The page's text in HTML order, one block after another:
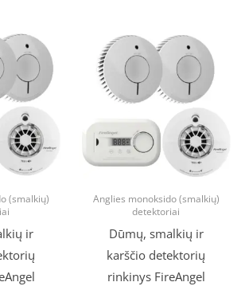
(smalkių)
ir
Anglies monoksido (smalkių)
detektoriai
Dūmų, smalkių ir
karščio detektorių
rinkinys FireAngel